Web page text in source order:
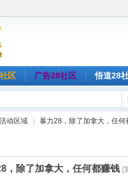
区 广告28社区 悟道28
动区域
›
暴力28，除了加拿大，任何
，除了加拿大，任何都赚钱 [